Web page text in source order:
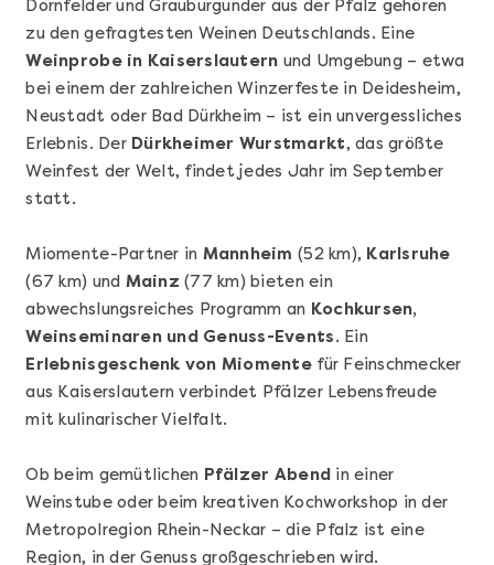
Mehr anzeigen
Mehr anzeigen
Dornfelder und Grauburgunder aus der Pfalz gehören
zu den gefragtesten Weinen Deutschlands. Eine
Weinprobe in Kaiserslautern und Umgebung – etwa
bei einem der zahlreichen Winzerfeste in Deidesheim,
Neustadt oder Bad Dürkheim – ist ein unvergessliches
Erlebnis. Der Dürkheimer Wurstmarkt, das größte
Weinfest der Welt, findet jedes Jahr im September
statt.
Miomente-Partner in Mannheim (52 km), Karlsruhe
(67 km) und Mainz (77 km) bieten ein
abwechslungsreiches Programm an Kochkursen,
Weinseminaren und Genuss-Events. Ein
Erlebnisgeschenk von Miomentefür Feinschmecker
aus Kaiserslautern verbindet Pfälzer Lebensfreude
mit kulinarischer Vielfalt.
Ob beim gemütlichen Pfälzer Abend in einer
Weinstube oder beim kreativen Kochworkshop in der
Metropolregion Rhein-Neckar – die Pfalz ist eine
Region, in der Genuss großgeschrieben wird.